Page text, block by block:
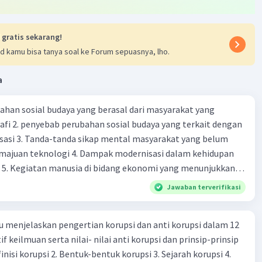
Fenomena Tyndall pada sorot lampu bukan contoh
elektroforesis.
Sudah dijelaskan sebelumnya.
partikel tanah yang dibawa oleh aliran sungai. Ini
dialisis atau elektroforesis.
di atas, hanya opsi (1) dan (2) yang sesuai dengan konsep
elektroforesis.
merupakan contoh langsung dari dialisis.
alat Cottrel melibatkan prinsip yang mirip dengan
yang benar adalah A. (1) dan (2).
Lebih Lanjut:
opsi lain salah? Opsi lain melibatkan proses yang
gratis sekarang!
kamu bisa tanya soal ke Forum sepuasnya, lho.
sosial budaya yang berasal dari masyarakat yang
2. penyebab perubahan sosial budaya yang terkait dengan
3. Tanda-tanda sikap mental masyarakat yang belum
teknologi 4. Dampak modernisasi dalam kehidupan
Kegiatan manusia di bidang ekonomi yang menunjukkan
modernisasi 6. Contoh pengaruh modernisasi di bidang ilmu
pendidikan terhadap pola pikir masyarakat 7. Konsep
kesalahan tersebut menganggap jika menjadi modern
8. arti dari globalisasi 9. Bentuk kearifan lokal di wilayah
dalam pengelolaan SDA dan dukungan dalam bentuk
Jawaban terverifikasi
menjelaskan pengertian korupsi dan anti korupsi dalam 12
keilmuan serta nilai- nilai anti korupsi dan prinsip-prinsip